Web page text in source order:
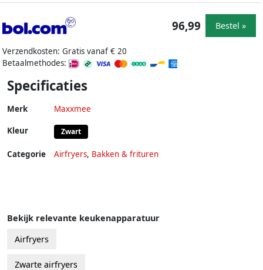
Verzendkosten: Gratis vanaf € 20
Betaalmethodes:
96,99 Bestel »
Specificaties
Merk Maxxmee
Kleur Zwart
Categorie Airfryers, Bakken & frituren
Bekijk relevante keukenapparatuur
Airfryers
Zwarte airfryers